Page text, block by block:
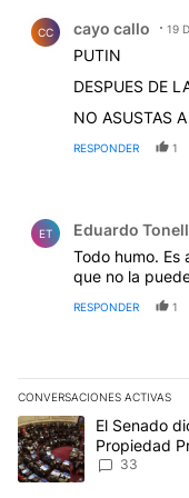
CC cayo callo 19
PUTIN
DESPUES DE
NO ASUSTAS
RESPONDER 1
ET Eduardo
Todo humo. Es
que no la
RESPONDER 1
CONVERSACIONES ACTIVAS
Este listado muestra
Un artículo deEl Senado
Propiedad
Ley del
33